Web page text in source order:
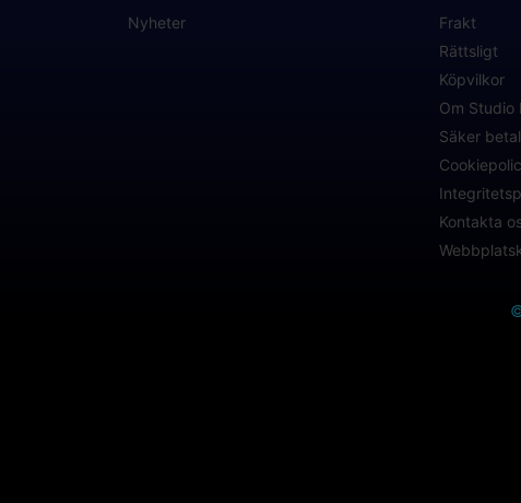
Nyheter
Frakt
Rättsligt
Köpvilkor
Om Studio
Säker
Kontakta